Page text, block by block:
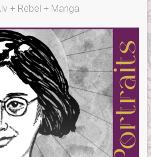
+ Rebel + Manga